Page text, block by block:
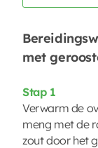
met
Stap 1
Verwarm de
meng met de
zout door het